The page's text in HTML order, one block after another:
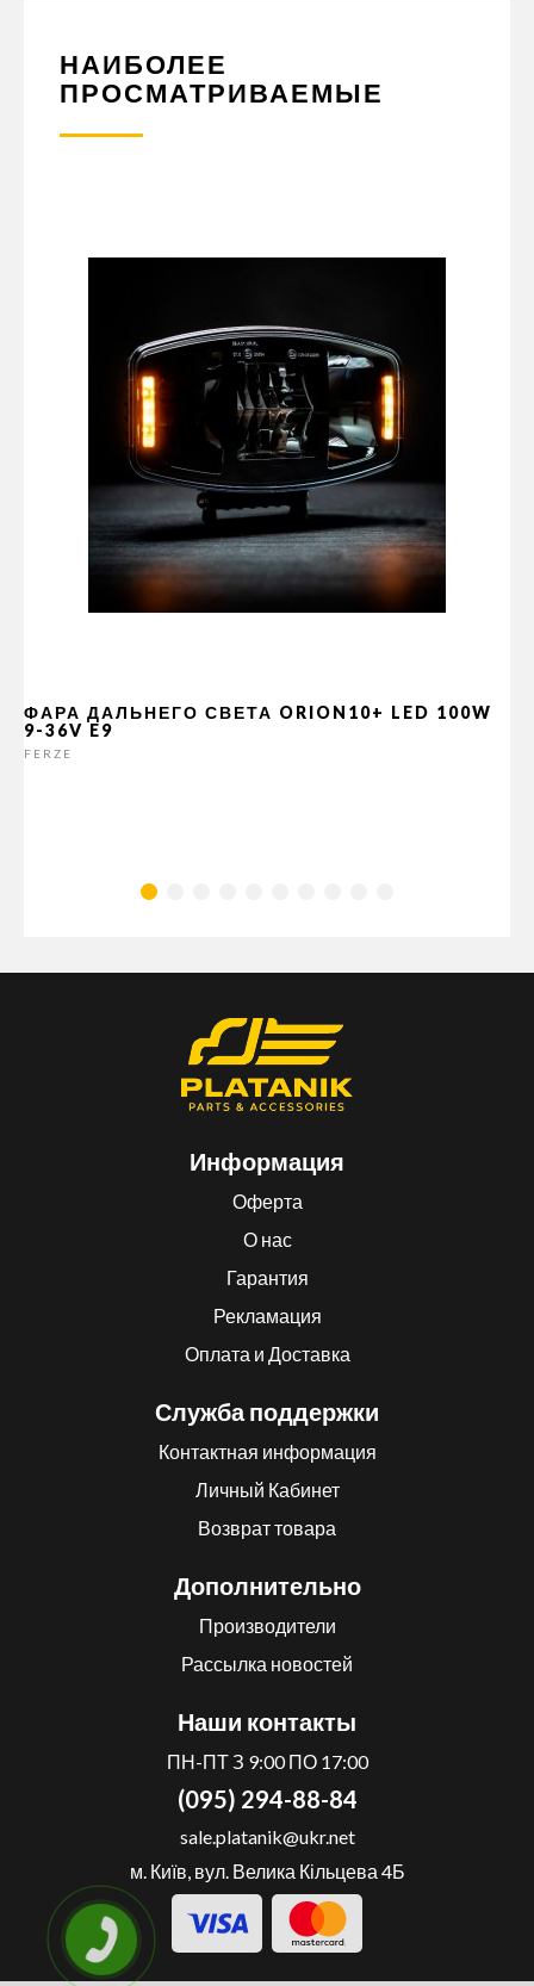
НАИБОЛЕЕ
ПРОСМАТРИВАЕМЫЕ
ФАРА ДАЛЬНЕГО СВЕТА ORION10+ LED 100W
9-36V E9
FERZE
Информация
Оферта
О нас
Гарантия
Рекламация
Оплата и Доставка
Служба поддержки
Контактная информация
Личный Кабинет
Возврат товара
Дополнительно
Производители
Рассылка новостей
Наши контакты
ПН-ПТ З 9:00 ПО 17:00
(095) 294-88-84
sale.platanik@ukr.net
м. Київ, вул. Велика Кільцева 4Б